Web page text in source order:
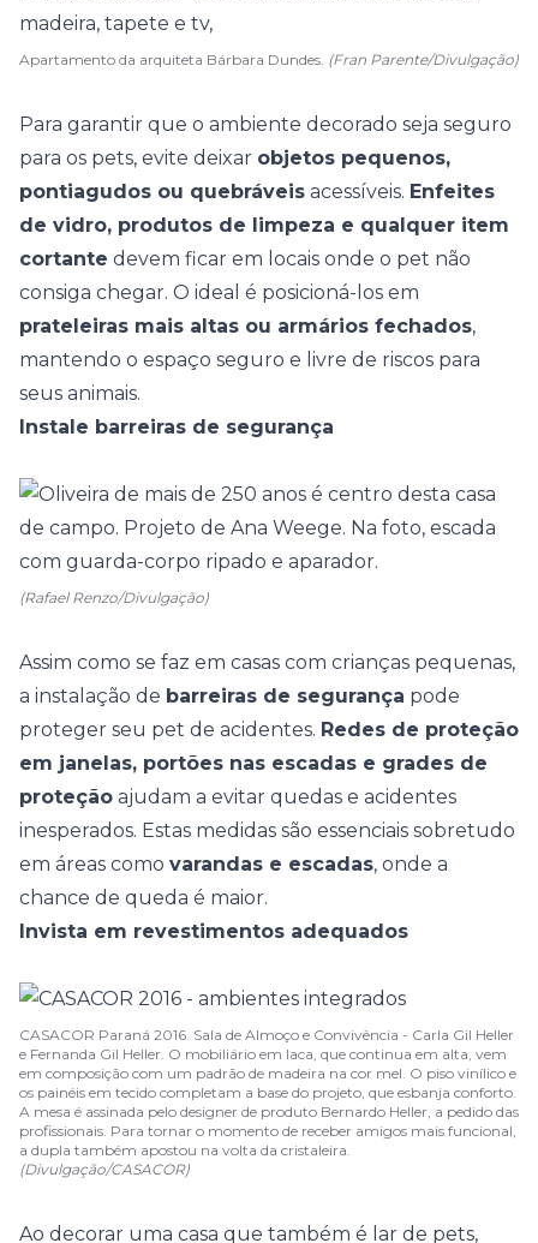
Apartamento da arquiteta Bárbara Dundes. (Fran Parente/Divulgação)
Para garantir que o ambiente decorado seja seguro
para os pets, evite deixar objetos pequenos,
pontiagudos ou quebráveis acessíveis. Enfeites
de vidro, produtos de limpeza e qualquer item
cortante devem ficar em locais onde o pet não
consiga chegar. O ideal é posicioná-los em
prateleiras mais altas ou armários fechados,
mantendo o espaço seguro e livre de riscos para
seus animais.
Instale barreiras de segurança
(Rafael Renzo/Divulgação)
Assim como se faz em casas com crianças pequenas,
a instalação de barreiras de segurança pode
proteger seu pet de acidentes. Redes de proteção
em janelas, portões nas escadas e grades de
proteção ajudam a evitar quedas e acidentes
inesperados. Estas medidas são essenciais sobretudo
em áreas como varandas e escadas, onde a
chance de queda é maior.
Invista em revestimentos adequados
CASACOR Paraná 2016. Sala de Almoço e Convivência - Carla Gil Heller
e Fernanda Gil Heller. O mobiliário em laca, que continua em alta, vem
em composição com um padrão de madeira na cor mel. O piso vinílico e
os painéis em tecido completam a base do projeto, que esbanja conforto.
A mesa é assinada pelo designer de produto Bernardo Heller, a pedido das
profissionais. Para tornar o momento de receber amigos mais funcional,
a dupla também apostou na volta da cristaleira.
(Divulgação/CASACOR)
Ao decorar uma casa que também é lar de pets,